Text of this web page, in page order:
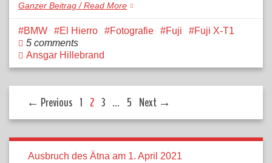
Ganzer Beitrag / Read More
BMW El Hierro Fotografie Fuji
Fuji X-T1
5 comments
Ansgar Hillebrand
← Previous 1 2 3 … 5 Next →
Ausbruch des Ätna am 1. April 2021